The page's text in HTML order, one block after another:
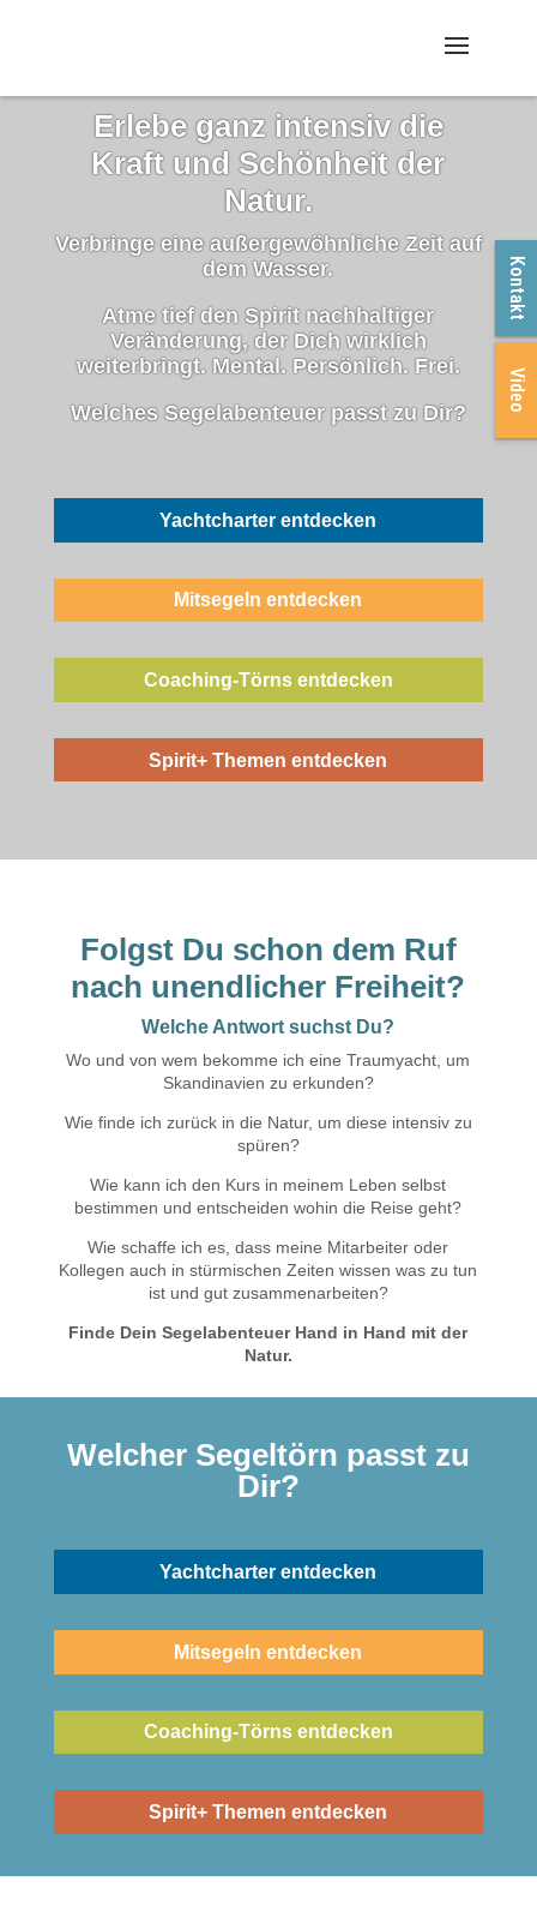
Erlebe ganz intensiv die
Kraft und Schönheit der
Natur.
Verbringe eine außergewöhnliche Zeit auf
dem Wasser.
Atme tief den Spirit nachhaltiger
Veränderung, der Dich wirklich
weiterbringt. Mental. Persönlich. Frei.
Welches Segelabenteuer passt zu Dir?
Yachtcharter entdecken
Mitsegeln entdecken
Coaching-Törns entdecken
Spirit+ Themen entdecken
Folgst Du schon dem Ruf
nach unendlicher Freiheit?
Welche Antwort suchst Du?
Wo und von wem bekomme ich eine Traumyacht, um
Skandinavien zu erkunden?
Wie finde ich zurück in die Natur, um diese intensiv zu
spüren?
Wie kann ich den Kurs in meinem Leben selbst
bestimmen und entscheiden wohin die Reise geht?
Wie schaffe ich es, dass meine Mitarbeiter oder
Kollegen auch in stürmischen Zeiten wissen was zu tun
ist und gut zusammenarbeiten?
Finde Dein Segelabenteuer Hand in Hand mit der
Natur.
Welcher Segeltörn passt zu
Dir?
Yachtcharter entdecken
Mitsegeln entdecken
Coaching-Törns entdecken
Spirit+ Themen entdecken
Kontakt
Video